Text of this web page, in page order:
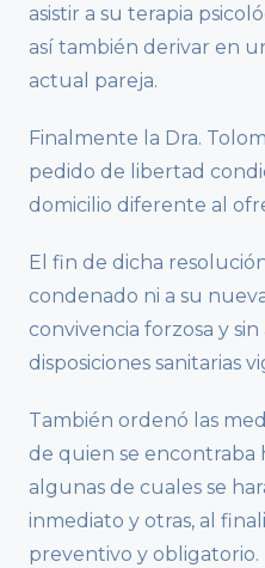
asistir a su terapia
así también derivar en
actual pareja.
Finalmente la Dra.
pedido de libertad
domicilio diferente al
El fin de dicha
condenado ni a su
convivencia forzosa y
disposiciones sanitarias
También ordenó las
de quien se encontraba
algunas de cuales se
inmediato y otras, al
preventivo y obligatorio.